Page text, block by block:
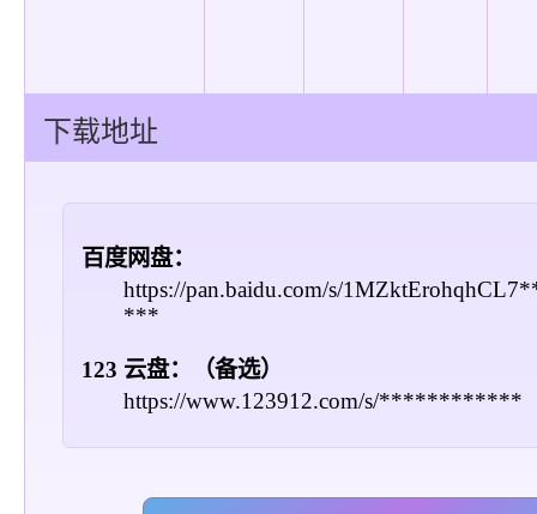
下载地址
百度网盘：
https://pan.baidu.com/s/
***
123 云盘：（备选）
https://www.123912.com/s/************